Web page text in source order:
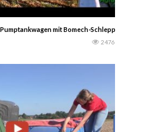
mit Bomech-Schleppschuh |
2476